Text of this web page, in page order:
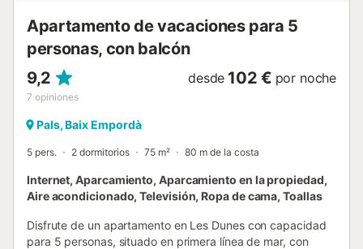
la Playa de Pals. Su situación única ofrece una gran
variedad de servicios y actividades al alcan...
Apartamento de vacaciones para 5
personas, con balcón
9,2
7 opiniones
desde 102 € por noche
Pals, Baix Empordà
5 pers. 2 dormitorios 75 m² 80 m de la costa
Internet, Aparcamiento, Aparcamiento en la propiedad,
Aire acondicionado, Televisión, Ropa de cama, Toallas
Disfrute de un apartamento en Les Dunes con capacidad
para 5 personas, situado en primera línea de mar, con